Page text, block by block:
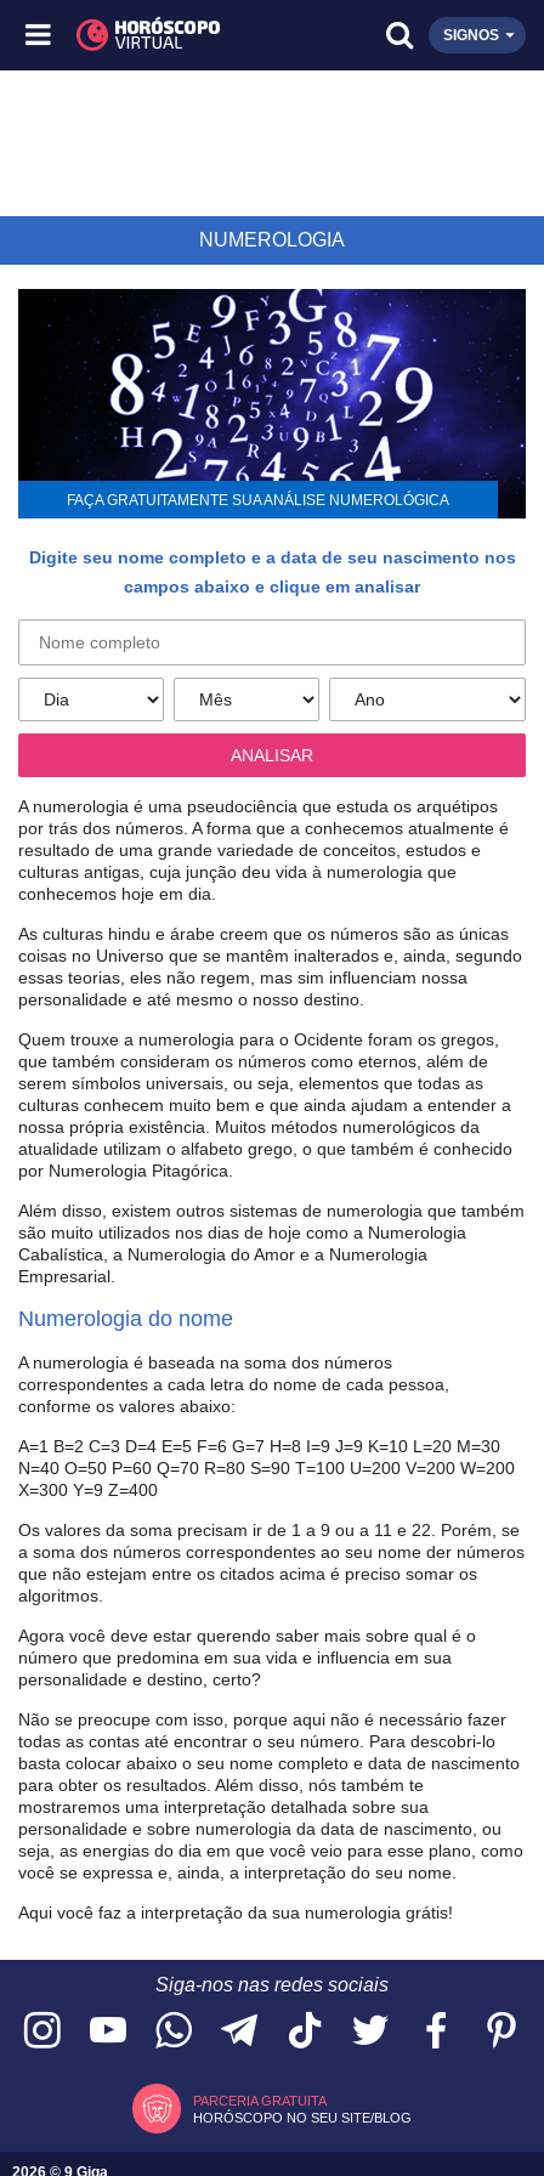
SIGNOS
NUMEROLOGIA
FAÇA GRATUITAMENTE SUA ANÁLISE NUMEROLÓGICA
Digite seu nome completo e a data de seu nascimento nos
campos abaixo e clique em analisar
A numerologia é uma pseudociência que estuda os arquétipos
por trás dos números. A forma que a conhecemos atualmente é
resultado de uma grande variedade de conceitos, estudos e
culturas antigas, cuja junção deu vida à numerologia que
conhecemos hoje em dia.
As culturas hindu e árabe creem que os números são as únicas
coisas no Universo que se mantêm inalterados e, ainda, segundo
essas teorias, eles não regem, mas sim influenciam nossa
personalidade e até mesmo o nosso destino.
Quem trouxe a numerologia para o Ocidente foram os gregos,
que também consideram os números como eternos, além de
serem símbolos universais, ou seja, elementos que todas as
culturas conhecem muito bem e que ainda ajudam a entender a
nossa própria existência. Muitos métodos numerológicos da
atualidade utilizam o alfabeto grego, o que também é conhecido
por Numerologia Pitagórica.
Além disso, existem outros sistemas de numerologia que também
são muito utilizados nos dias de hoje como a Numerologia
Cabalística, a Numerologia do Amor e a Numerologia
Empresarial.
Numerologia do nome
A numerologia é baseada na soma dos números
correspondentes a cada letra do nome de cada pessoa,
conforme os valores abaixo:
A=1 B=2 C=3 D=4 E=5 F=6 G=7 H=8 I=9 J=9 K=10 L=20 M=30
N=40 O=50 P=60 Q=70 R=80 S=90 T=100 U=200 V=200 W=200
X=300 Y=9 Z=400
Os valores da soma precisam ir de 1 a 9 ou a 11 e 22. Porém, se
a soma dos números correspondentes ao seu nome der números
que não estejam entre os citados acima é preciso somar os
algoritmos.
Agora você deve estar querendo saber mais sobre qual é o
número que predomina em sua vida e influencia em sua
personalidade e destino, certo?
Não se preocupe com isso, porque aqui não é necessário fazer
todas as contas até encontrar o seu número. Para descobri-lo
basta colocar abaixo o seu nome completo e data de nascimento
para obter os resultados. Além disso, nós também te
mostraremos uma interpretação detalhada sobre sua
personalidade e sobre numerologia da data de nascimento, ou
seja, as energias do dia em que você veio para esse plano, como
você se expressa e, ainda, a interpretação do seu nome.
Aqui você faz a interpretação da sua numerologia grátis!
Siga-nos nas redes sociais
PARCERIA GRATUITA
HORÓSCOPO NO SEU SITE/BLOG
2026 © 9 Giga